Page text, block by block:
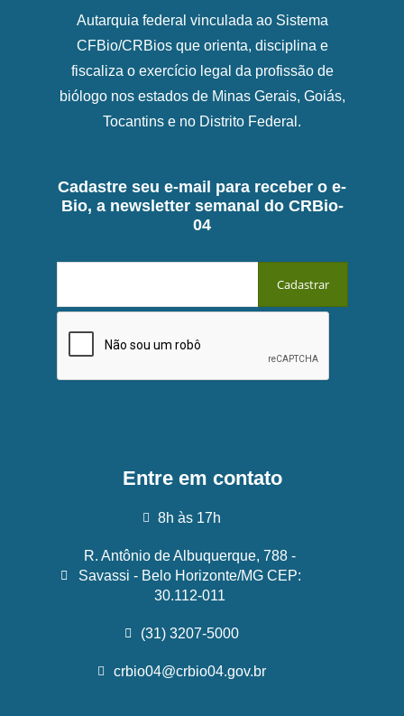
Autarquia federal vinculada ao Sistema
CFBio/CRBios que orienta, disciplina e
fiscaliza o exercício legal da profissão de
biólogo nos estados de Minas Gerais, Goiás,
Tocantins e no Distrito Federal.
Cadastre seu e-mail para receber o e-
Bio, a newsletter semanal do CRBio-
04
Entre em contato
8h às 17h
R. Antônio de Albuquerque, 788 -
Savassi - Belo Horizonte/MG CEP:
30.112-011
(31) 3207-5000
crbio04@crbio04.gov.br